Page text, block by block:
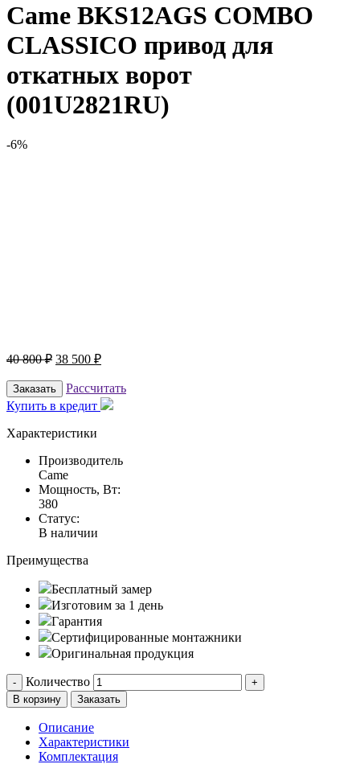
Came BKS12AGS COMBO
CLASSICO привод для
откатных ворот
(001U2821RU)
-6%
40 800₽ 38 500 ₽
Заказать
Рассчитать
Купить в кредит
Характеристики
Производитель
Came
Мощность, Вт:
380
Статус:
В наличии
Преимущества
Бесплатный замер
Изготовим за 1 день
Гарантия
Сертифицированные монтажники
Оригинальная продукция
- Количество
+
В корзину
Заказать
Описание
Характеристики
Комплектация